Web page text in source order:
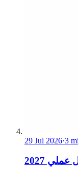
29 Jul 2026·3
2027